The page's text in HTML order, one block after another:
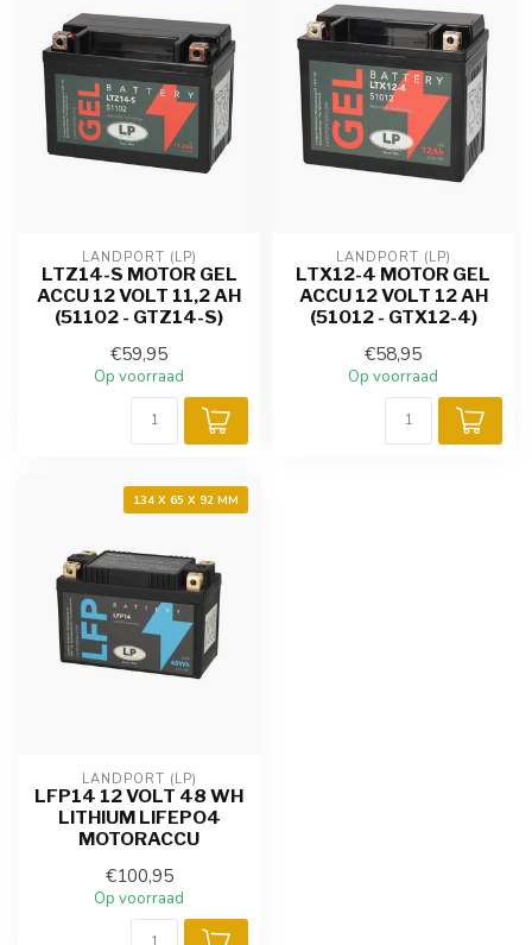
LANDPORT (LP)
LTZ14-S MOTOR GEL
ACCU 12 VOLT 11,2 AH
(51102 - GTZ14-S)
€59,95
Op voorraad
LANDPORT (LP)
LTX12-4 MOTOR GEL
ACCU 12 VOLT 12 AH
(51012 - GTX12-4)
€58,95
Op voorraad
134 X 65 X 92 MM
LANDPORT (LP)
LFP14 12 VOLT 48 WH
LITHIUM LIFEPO4
MOTORACCU
€100,95
Op voorraad